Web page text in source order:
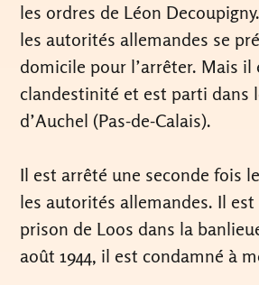
les ordres de Léon
les autorités allemandes se
domicile pour l’arrêter. Mais il
clandestinité et est parti dans
d’Auchel (Pas-de-Calais).
Il est arrêté une seconde fois
les autorités allemandes. Il
prison de Loos dans la
août 1944, il est condamné à